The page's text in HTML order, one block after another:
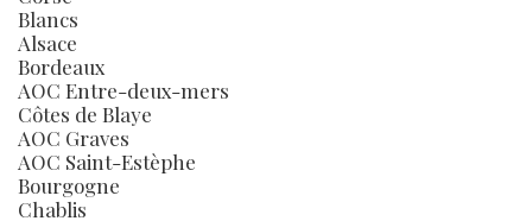
Blancs
Alsace
Bordeaux
AOC Entre-deux-mers
Côtes de Blaye
AOC Graves
AOC Saint-Estèphe
Bourgogne
Chablis